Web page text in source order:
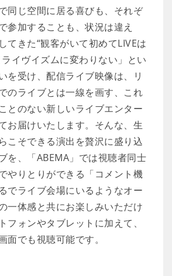
同じ空間に居る喜びも、それぞ
参加することも、状況は違え
てきた“観客がいて初めてLIVEは
イヴイズムに変わりない」とい
を受け、配信ライブ映像は、リ
のライブとは一線を画す、これ
とのない新しいライブエンター
お届けいたします。そんな、生
こそできる演出を贅沢に盛り込
を、「ABEMA」では視聴者同士
やりとりができる「コメント機
でライブ会場にいるようなオー
一体感と共にお楽しみいただけ
フォンやタブレットに加えて、
面でも視聴可能です。